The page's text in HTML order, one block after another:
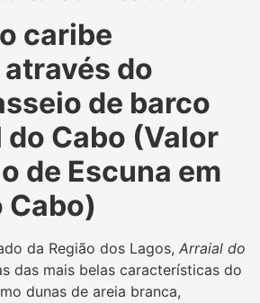
caribe
do
de barco
Cabo (Valor
de Escuna em
Cabo)
da Região dos Lagos, Arraial do
das mais belas características do
dunas de areia branca,